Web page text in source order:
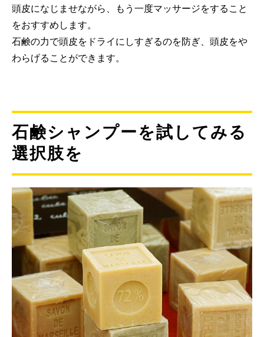
頭皮になじませながら、もう一度マッサージをすること
をおすすめします。
石鹸の力で頭皮をドライにしすぎるのを防ぎ、頭皮をや
わらげることができます。
石鹸シャンプーを試してみる
選択肢を